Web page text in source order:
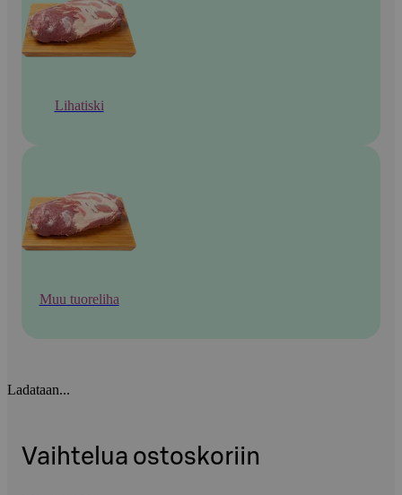
Lihatiski
Muu tuoreliha
Ladataan...
Vaihtelua ostoskoriin